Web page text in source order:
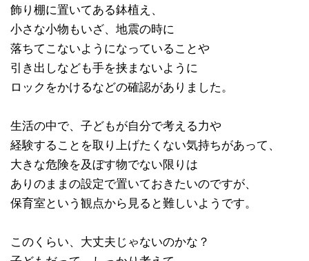
飾り棚に置いてある鉢植え、
小さな小物もいざ、地震の時に
落ちてこないようになっていることや
引き出しなども手を挟まないように
ロックをかけるなどの確認がありました。
生活の中で、子どもが自分で考える力や
経験することを取り上げたくない気持ちがあって、
大きな危険を及ぼす物でない限りは
ありのままの設定で置いておきたいのですが、
保育室という観点から見ると難しいようです。
このくらい、大丈夫じゃないのかな？